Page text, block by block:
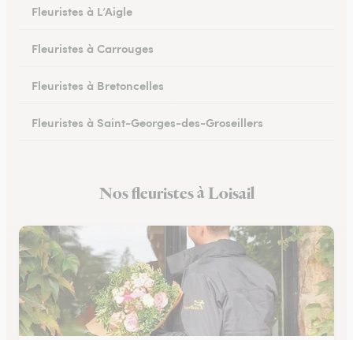
Fleuristes à L’Aigle
Fleuristes à Carrouges
Fleuristes à Bretoncelles
Fleuristes à Saint-Georges-des-Groseillers
Fleuristes au Mêle-sur-Sarthe
Nos fleuristes à Loisail